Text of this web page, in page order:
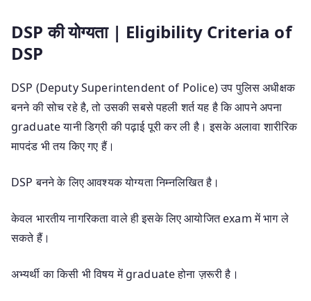
DSP की योग्यता | Eligibility Criteria of
DSP
DSP (Deputy Superintendent of Police) उप पुलिस अधीक्षक
बनने की सोच रहे है, तो उसकी सबसे पहली शर्त यह है कि आपने अपना
graduate यानी डिग्री की पढ़ाई पूरी कर ली है। इसके अलावा शारीरिक
मापदंड भी तय किए गए हैं।
DSP बनने के लिए आवश्यक योग्यता निम्नलिखित है।
केवल भारतीय नागरिकता वाले ही इसके लिए आयोजित exam में भाग ले
सकते हैं।
अभ्यर्थी का किसी भी विषय में graduate होना ज़रूरी है।